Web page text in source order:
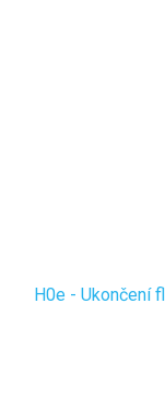
H0e - Ukončení